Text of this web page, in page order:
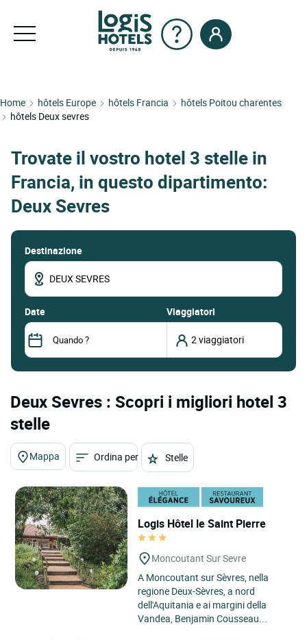
Home hôtels Europe hôtels Francia
hôtels Poitou charentes
hôtels Deux sevres
Trovate il vostro hotel 3 stelle in
Francia, in questo dipartimento:
Deux Sevres
Destinazione
date Viaggiatori
Deux Sevres : Scopri i migliori hotel 3
stelle
Mappa Ordina per Stelle
Logis Hôtel le Saint Pierre
Moncoutant Sur Sevre
A Moncoutant sur Sèvres, nella
regione Deux-Sèvres, a nord
dell'Aquitania e ai margini della
Vandea, Benjamin Cousseau...